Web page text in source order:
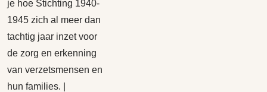
je hoe Stichting 1940-
1945 zich al meer dan
tachtig jaar inzet voor
de zorg en erkenning
van verzetsmensen en
hun families. |